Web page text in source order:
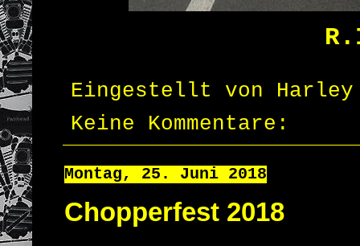
Eingestellt von
Keine Kommentare:
Montag, 25. Juni 2018
Chopperfest 2018